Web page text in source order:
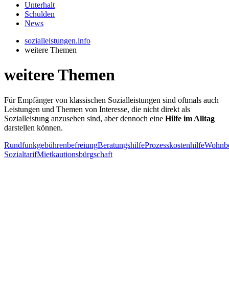
Unterhalt
Schulden
News
sozialleistungen.info
weitere Themen
weitere Themen
Für Empfänger von klassischen Sozialleistungen sind oftmals auch
Leistungen und Themen von Interesse, die nicht direkt als
Sozialleistung anzusehen sind, aber dennoch eine Hilfe im Alltag
darstellen können.
RundfunkgebührenbefreiungBeratungshilfeProzesskostenhilfe
SozialtarifMietkautionsbürgschaft